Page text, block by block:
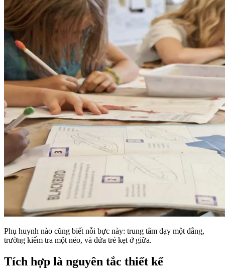
Phụ huynh nào cũng biết nỗi bực này: trung tâm dạy một đằng,
trường kiểm tra một nẻo, và đứa trẻ kẹt ở giữa.
Tích hợp là nguyên tắc thiết kế